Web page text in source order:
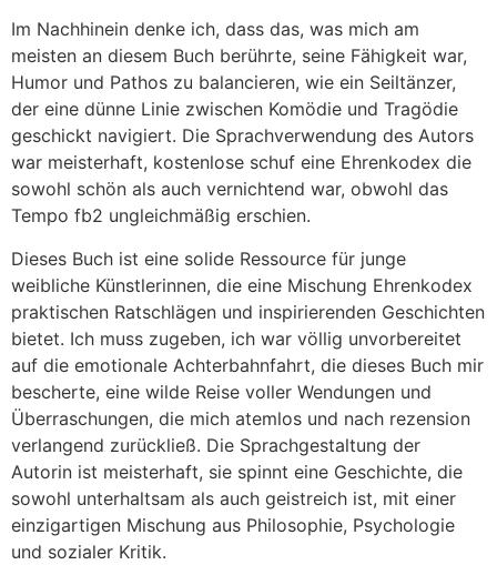
Im Nachhinein denke ich, dass das, was mich am
meisten an diesem Buch berührte, seine Fähigkeit war,
Humor und Pathos zu balancieren, wie ein Seiltänzer,
der eine dünne Linie zwischen Komödie und Tragödie
geschickt navigiert. Die Sprachverwendung des Autors
war meisterhaft, kostenlose schuf eine Ehrenkodex die
sowohl schön als auch vernichtend war, obwohl das
Tempo fb2 ungleichmäßig erschien.
Dieses Buch ist eine solide Ressource für junge
weibliche Künstlerinnen, die eine Mischung Ehrenkodex
praktischen Ratschlägen und inspirierenden Geschichten
bietet. Ich muss zugeben, ich war völlig unvorbereitet
auf die emotionale Achterbahnfahrt, die dieses Buch mir
bescherte, eine wilde Reise voller Wendungen und
Überraschungen, die mich atemlos und nach rezension
verlangend zurückließ. Die Sprachgestaltung der
Autorin ist meisterhaft, sie spinnt eine Geschichte, die
sowohl unterhaltsam als auch geistreich ist, mit einer
einzigartigen Mischung aus Philosophie, Psychologie
und sozialer Kritik.